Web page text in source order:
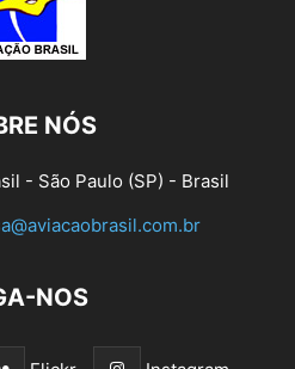
NÓS
- São Paulo (SP) - Brasil
NOS